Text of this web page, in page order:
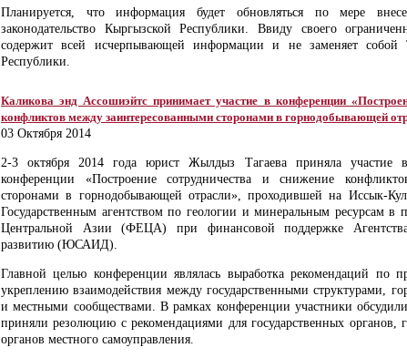
Планируется, что информация будет обновляться по мере
законодательство Кыргызской Республики. Ввиду своего
содержит всей исчерпывающей информации и не заменяет собой
Республики.
Каликова энд Ассошиэйтс принимает участие в конференции
конфликтов между заинтересованными сторонами в горнодобывающей
03 Октября 2014
2-3 октября 2014 года юрист Жылдыз Тагаева приняла участие
конференции «Построение сотрудничества и снижение
сторонами в горнодобывающей отрасли», проходившей на Иссык-
Государственным агентством по геологии и минеральным ресурсам в
Центральной Азии (ФЕЦА) при финансовой поддержке
развитию (ЮСАИД).
Главной целью конференции являлась выработка рекомендаций по
укреплению взаимодействия между государственными структурами,
и местными сообществами. В рамках конференции участники
приняли резолюцию с рекомендациями для государственных
органов местного самоуправления.